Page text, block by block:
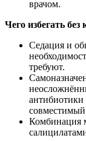
врачом.
Чего избегать без
Седация и
требуют.
совместимый
Комбинация